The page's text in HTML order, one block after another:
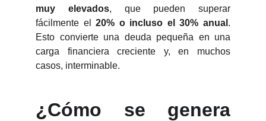
muy elevados, que pueden superar
fácilmente el20% o incluso el 30% anual .
Esto convierte una deuda pequeña en una
carga financiera creciente y, en muchos
casos, interminable.
¿Cómo se genera